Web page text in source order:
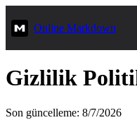
Online Markdown
Gizlilik
Son güncelleme: 8/7/2026